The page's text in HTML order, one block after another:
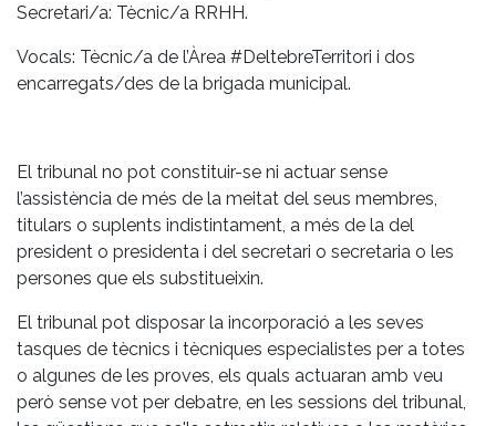
Secretari/a: Tècnic/a RRHH.
Vocals: Tècnic/a de l’Àrea #DeltebreTerritori i dos
encarregats/des de la brigada municipal.
El tribunal no pot constituir-se ni actuar sense
l’assistència de més de la meitat del seus membres,
titulars o suplents indistintament, a més de la del
president o presidenta i del secretari o secretaria o les
persones que els substitueixin.
El tribunal pot disposar la incorporació a les seves
tasques de tècnics i tècniques especialistes per a totes
o algunes de les proves, els quals actuaran amb veu
però sense vot per debatre, en les sessions del tribunal,